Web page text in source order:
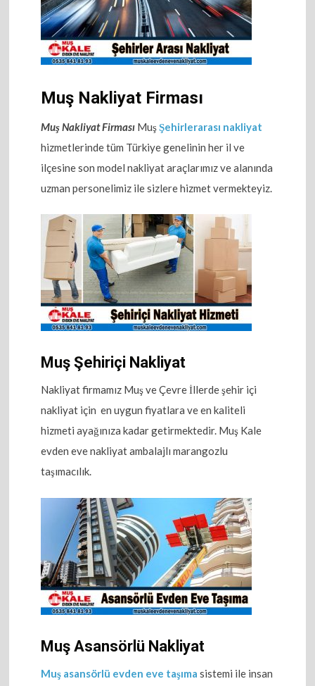
Muş Nakliyat Firması
Muş Nakliyat Firması MuşŞehirlerarası nakliyat
hizmetlerinde tüm Türkiye genelinin her il ve
ilçesine son model nakliyat araçlarımız ve alanında
uzman personelimiz ile sizlere hizmet vermekteyiz.
Muş Şehiriçi Nakliyat
Nakliyat firmamız Muş ve Çevre İllerde şehir içi
nakliyat için en uygun fiyatlara ve en kaliteli
hizmeti ayağınıza kadar getirmektedir. Muş Kale
evden eve nakliyat ambalajlı marangozlu
taşımacılık.
Muş Asansörlü Nakliyat
Muş asansörlü evden eve taşıma sistemi ile insan